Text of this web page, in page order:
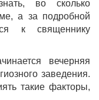
во сколько
а за подробной
к священнику
вечерняя
заведения.
такие факторы,